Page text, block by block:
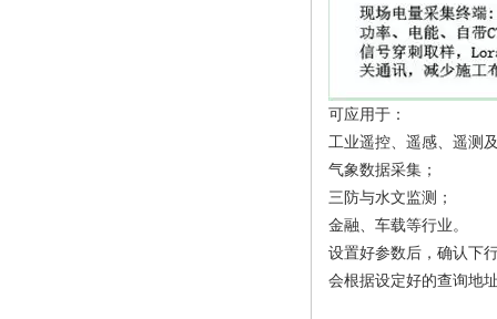
可应用于：
工业遥控、遥感、遥测
气象数据采集；
三防与水文监测；
金融、车载等行业。
设置好参数后，确认下
会根据设定好的查询地